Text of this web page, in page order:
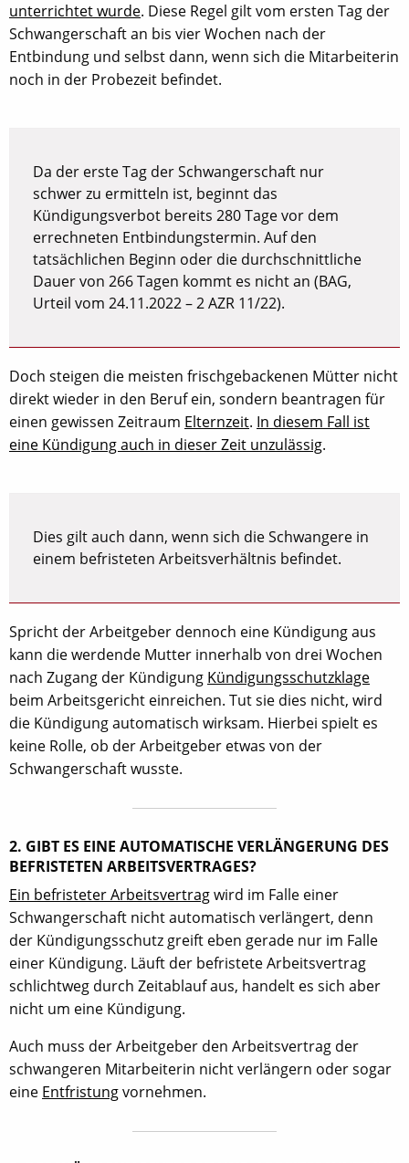
unterrichtet wurde. Diese Regel gilt vom ersten Tag der
Schwangerschaft an bis vier Wochen nach der
Entbindung und selbst dann, wenn sich die Mitarbeiterin
noch in der Probezeit befindet.
Da der erste Tag der Schwangerschaft nur
schwer zu ermitteln ist, beginnt das
Kündigungsverbot bereits 280 Tage vor dem
errechneten Entbindungstermin. Auf den
tatsächlichen Beginn oder die durchschnittliche
Dauer von 266 Tagen kommt es nicht an (BAG,
Urteil vom 24.11.2022 – 2 AZR 11/22).
Doch steigen die meisten frischgebackenen Mütter nicht
direkt wieder in den Beruf ein, sondern beantragen für
einen gewissen Zeitraum Elternzeit. In diesem Fall ist
eine Kündigung auch in dieser Zeit unzulässig.
Dies gilt auch dann, wenn sich die Schwangere in
einem befristeten Arbeitsverhältnis befindet.
Spricht der Arbeitgeber dennoch eine Kündigung aus
kann die werdende Mutter innerhalb von drei Wochen
nach Zugang der Kündigung Kündigungsschutzklage
beim Arbeitsgericht einreichen. Tut sie dies nicht, wird
die Kündigung automatisch wirksam. Hierbei spielt es
keine Rolle, ob der Arbeitgeber etwas von der
Schwangerschaft wusste.
2. GIBT ES EINE AUTOMATISCHE VERLÄNGERUNG DES
BEFRISTETEN ARBEITSVERTRAGES?
Ein befristeter Arbeitsvertragwird im Falle einer
Schwangerschaft nicht automatisch verlängert, denn
der Kündigungsschutz greift eben gerade nur im Falle
einer Kündigung. Läuft der befristete Arbeitsvertrag
schlichtweg durch Zeitablauf aus, handelt es sich aber
nicht um eine Kündigung.
Auch muss der Arbeitgeber den Arbeitsvertrag der
schwangeren Mitarbeiterin nicht verlängern oder sogar
eine Entfristungvornehmen.